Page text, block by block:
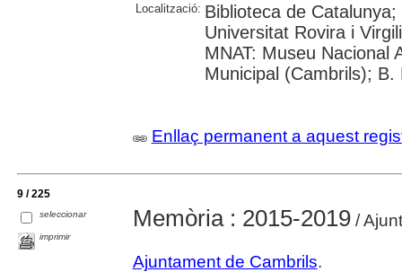
Localització: Biblioteca de
Universitat Rovira i
MNAT: Museu Nacional
Municipal (Cambrils); B.
Enllaç permanent a aquest
9 / 225
seleccionar
imprimir
Memòria : 2015-2019/
Ajuntament de Cambrils.